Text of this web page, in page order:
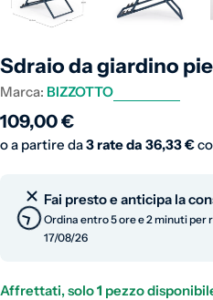
Sdraio da giardino
Marca: BIZZOTTO
Prezzo normale
109,00 €
o a partire da3 rate da 36,33 €
Fai presto e anticipa la
Ordina entro 5 ore e 2 minuti per
17/08/26
Affrettati, solo1 pezzo